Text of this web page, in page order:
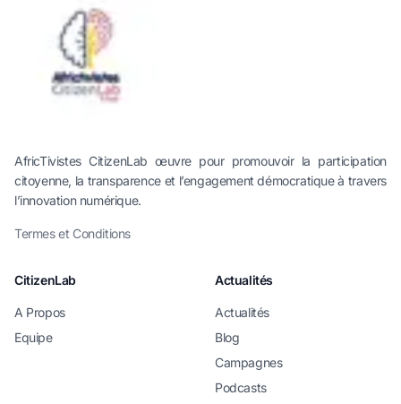
AfricTivistes CitizenLab œuvre pour promouvoir la participation
citoyenne, la transparence et l’engagement démocratique à travers
l’innovation numérique.
Termes et Conditions
CitizenLab
A Propos
Equipe
Actualités
Actualités
Blog
Campagnes
Podcasts